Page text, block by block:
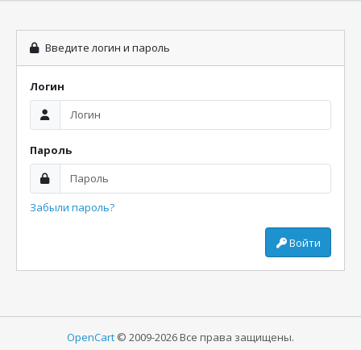
Введите логин и пароль
Логин
Пароль
Забыли пароль?
Войти
OpenCart © 2009-2026 Все права защищены.